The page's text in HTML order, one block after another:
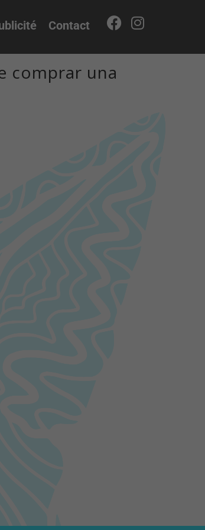
Contact
comprar una